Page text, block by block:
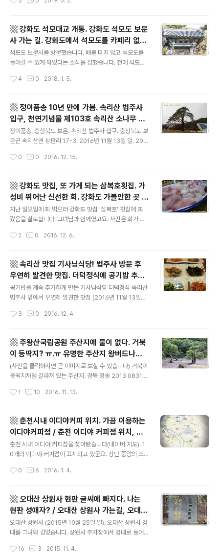
도 동두천시 상봉암동 소재. 2. 보광사 - 주차 후 경내를 걷
서 쫌 놀랬습니다 1kg을 시켰는데 (6만원) 이만큼을 불판
g 주문해서 나오던 양 하고는 확연히 다릅니다 장어의 살
집 역시 처음 보는 두께였섭니다 식당 사장님 말로는 가능
한 한 주문양에 맞춰서 장어 1미를 잡는다고 합니다 1kg을
1마리 잡아서 내오는 곳은 첨 봅니다 암튼... 장어 좋아하시
고 경기 파주 쪽 괜찮으시면 한번 가보셔도 좋을 듯 합니다
6-9293 덧) kg 이 늘어날수록 큰 장어를 잡아야 해서 kg
▩ 강화도 석모대교 개통. 강화도 석모도 보문
사 가는 길. 강화도에서 석모도를 카페리 없이
다리로. 석모도 보문사 주차장 주차료, 보문사
입장료. 인천 강화도 가볼 만한 곳, 추천 여행
지 ▩
석모도 보문사를 방문했습니다. 배를 타지 않고 석모도를
들어갈 수 있게 되었다는 소식을 접했습니다. 전에 석모도
에 들어가지' 하면서 미루기만 했죠. 어느새 다리가 놓이고
월 28일). 지난 겨울의 초입, 차를 몰고 석모도에 들어갔습
니다(2017년 12월 16일).차도를 따라 섬을 한바퀴 돌았
고, 석모도 하면 떠오르는 보문사도 들렀습니다. 보문사 주
차장에 차를 댔고, 날은 며칠 만에 겨우 맑았고, 바람은 무
릎담요를 망토처럼 두르게 할 정도로 찼습니다. 석모도 보
입장료를 따로 받습니다(성인 2000원). 보문사에서 만난
4 0 2018. 1. 5.
▩ 정이품송 10년 만에 가봄. 속리산 법주사
입구, 천연기념물 제103호 속리산 소나무 사
진. 충청북도 관광지 추천, 충북 보은 가볼만
한 곳. 캐논 DSLR 600D. ▩
정이품송. 충청북도 보은. 속리산 법주사 입구. 충청북도 보
은군 속리산면 상판리 17-3. 2016년 11월 13일 일. 201
래를 불렀습니다. 편도 200km 거리가 가깝다면 가까울
습니다. 한동안 노래를 불렀습니다. 그러다가 어느 일요일
오전 할 일도 없겠다, 일찍 일어났겠다, 도로 상황 보니 아
직은(?) 녹색불 들어와 있겠다, ... 걍 출발했습니다. 2016
년 11월 13일 일요일. 가서 만난 정이품송은 반쪽(?)이 되
어 있었습니다. 10년 쯤 전에 방문한 적이 있는 속리산 법
억 속의 정이품송과 이제 실제로 마주 한 정이..
0 0 2016. 12. 15.
▩ 강화도 맛집, 또 가게 되는 삼복호횟집. 가
성비 뛰어난 신선한 회. 강화도 가볼만한 곳 강
화도 길상면 선두리. 선두5리 어시장 선두5리
어판장. 강화도 횟집 추천. 티맵 안내. ▩
지난 일요일에 회 먹으러 강화도 맛집 '삼복호' 횟집에 또
갔음을 실토합니다. 그녀님과 함께였고요. 사진은 회가 많
상면 선두리) 아. 사진에는 매운탕이 없네요. 매운탕 기본
리 어시장(어판장)에 있는 횟집입니다. 서해로 조업을 나가
는 어선 이름이기도 하고요. 선두5리에 있는 휫집들은 자
기네 배이름을 식당명으로 사용하고 있습니다. (아닌 경우
도 있을까요?) 강화도 선두5리 어시장의 공식 행정구역 좌
표는 인천광역시 강화군 길상면 선두리 소재입니다. 정확
시장이 나옵니다. (2016년 12월 현재.) 삼복호. 이 식당은
2 0 2016. 12. 6.
▩ 속리산 맛집 기사님식당! 법주사 방문 후
우연히 발견한 맛집. 더덕정식에 공기밥 추가
밥도둑 더덕구이 더덕정식 가격. 기사식당?
기사님식당! 속리산 법주사 맛집 추천. 충청북
도 보은 ▩
공기밥을 계속 추가하게 만든 기사님식당 더덕정식 속리산
법주사 앞에서 우연히 발견한 맛집 (2016년 11월 13일
없네. 지난달 중순 그러니까 2016년 11월 13일 일요일에
주사 입구에 있는 정이품송은 잘 있는지 궁금했다. 되짚어
보니 속리산을 다녀온 것이 10년 정도 되는 것 같았다. 가
을 단풍 구경을 간 것은 아니었는데 단풍관광객으로 발 디
딜 틈이 없었다는 아니고ㅎㅎ 걷는 데에 다른 산행객과 관
광객들이 방해가 될 정도로 많았다. 집에서 9시가 조금 넘
법주사 주차장은 임시주차장 쪽으로 방문객을 유도했고 임
3 0 2016. 12. 4.
▩ 주왕산국립공원 주산지에 물이 없다. 거북
이 등딱지? ㅠ.ㅠ 유명한 주산지 왕버드나무.
경상북도 청송 가볼만한 곳 주왕산. 캐논 50D
canon 50mm F1.4 ▩
(사진을 클릭하시면 큰 이미지로 보실 수 있습니다) 거북이
등딱지처럼 갈라져 있는 주산지. 경북 청송 2013 0831
다. 어떤 여행 프로그램이었던 것으로 기억한다. 여행 전문
자신도 카메라를 메고 있었고 방송 중간중간에 그가 찍은
사진들이 몇 초씩 정지화면으로 나왔다. 가히 선경이라 할
만했다. 주산지 주산지. 이름은 익히 들었다. 지인들 중 다
녀와서 극찬을 아끼지 않는 사람들도 있었고 블로그 지인
들 포스트에 올라오는 사진을 보며 감탄하기도 했다. 가보
유로 늘 다음으로 미루었다. 출발 7월 말인지 8월 초인지
1 10 2016. 11. 13.
▩ 춘천시내 이디야커피 위치. 가끔 이용하는
이디야커피점 / 춘천 이디야 커피점 위치, 춘
천석사점, 춘천퇴계점, 남춘천코레일점, 중앙
고속도로 춘천IC 이디야 커피 위치. ▩
춘천 시내 이디야 커피점을 찾아봤습니다(네이버 지도). 1
0개의 이디야 커피점이 표시되고 있군요. 상단 중앙의 소
나오는데 이 지도에는 없습니다. * 우측 하단이 춘천IC입
에 놓인 이디야 커피점은 E-C-G입니다. E) 이디야커피 춘
천석사점 C) 이디야커피 춘천퇴계점 G) 이디야커피 남춘
천코레일점 지도에는 나오지 않은 (하단 중앙 아래의) 신남
교를 향해 내려가거나 지도 상의 (왼쪽에 있는) 70번 국도
를 타고 팔미교차로 쪽으로 내려가거나, 집에 가려면 46번
* 46번 국도 관련하여 작성한 글이 있습니다. → http://b
0 6 2016. 1. 4.
▩ 오대산 상원사 현판 글씨에 빠지다. 나는
현판 성애자? / 오대산 상원사 가는길, 오대산
상원사 입장료 주차료, 오대산 월정사에서 상
원사 거리, 상원사 동종, 월정사에서 상원사
가는 방법 ▩
오대산 상원사 (2015년 10월 25일 일). 오대산 상원사 경
내를 그녀와 걸었습니다. 상원사 주차장에서 경내로 들어
자들이 시선을 끌었습니다. 오대산 상원사를 세번째 방문
16 3 2015. 11. 4.